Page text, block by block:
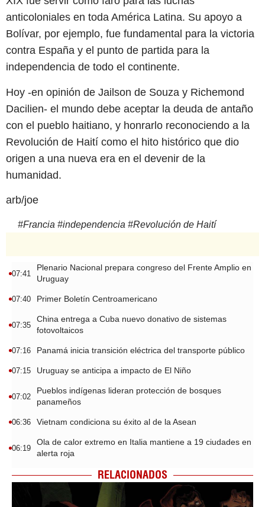
anticoloniales en toda América Latina. Su apoyo a
Bolívar, por ejemplo, fue fundamental para la victoria
contra España y el punto de partida para la
independencia de todo el continente.
Hoy -en opinión de Jailson de Souza y Richemond
Dacilien- el mundo debe aceptar la deuda de antaño
con el pueblo haitiano, y honrarlo reconociendo a la
Revolución de Haití como el hito histórico que dio
origen a una nueva era en el devenir de la
humanidad.
arb/joe
#Francia #independencia #Revolución de Haití
07:41
Plenario Nacional prepara congreso del Frente Amplio en
Uruguay
07:40 Primer Boletín Centroamericano
07:35
China entrega a Cuba nuevo donativo de sistemas
fotovoltaicos
07:16 Panamá inicia transición eléctrica del transporte público
07:15 Uruguay se anticipa a impacto de El Niño
07:02
Pueblos indígenas lideran protección de bosques
panameños
06:36 Vietnam condiciona su éxito al de la Asean
06:19
Ola de calor extremo en Italia mantiene a 19 ciudades en
alerta roja
RELACIONADOS